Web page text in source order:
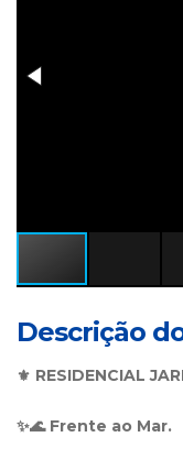
Descrição
⚜️ RESIDENCIAL
✨️🌊 Frente ao Mar.